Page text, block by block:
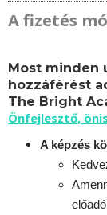
A fizetés
Most minden
hozzáférést
The Bright
Önfejlesztő,
A képzés